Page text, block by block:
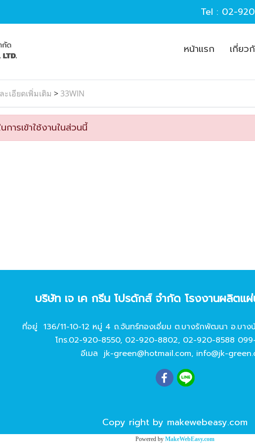
Tel : 02-
หน้าแรก เกี่ยว
เอียดเพิ่มเติม > 33WIN
ารเข้าใช้งานในส่วนนี้
บริษัท เจ เค กรีน โปรดักส์ จํากัด โรงงานผลิตแ
ที่อยู่ 136/11-10-12 หมู่ 4 ถ.จันทร์ทองเอี่ยม ต.บางรักพัฒนา อ.บางบั
โทร.02-920-8550, 02-920-8802, 02-920-8588
อีเมล jk-green@hotmail.com, info@jk-
Copy right by makewebeasy.com
Powered by MakeWebEasy.com